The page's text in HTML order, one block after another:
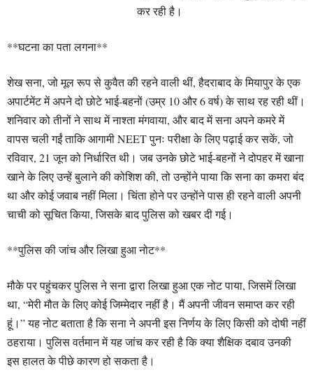
कर रही है।
**घटना का पता लगना**
शेख सना, जो मूल रूप से कुवैत की रहने वाली थीं, हैदराबाद के मियापुर के एक
अपार्टमेंट में अपने दो छोटे भाई-बहनों (उम्र 10 और 6 वर्ष) के साथ रह रही थीं।
शनिवार को तीनों ने साथ में नाश्ता मंगवाया, और बाद में सना अपने कमरे में
वापस चली गईं ताकि आगामी NEET पुनः परीक्षा के लिए पढ़ाई कर सकें, जो
रविवार, 21 जून को निर्धारित थी। जब उनके छोटे भाई-बहनों ने दोपहर में खाना
खाने के लिए उन्हें बुलाने की कोशिश की, तो उन्होंने पाया कि सना का कमरा बंद
था और कोई जवाब नहीं मिला। चिंता होने पर उन्होंने पास ही रहने वाली अपनी
चाची को सूचित किया, जिसके बाद पुलिस को खबर दी गई।
**पुलिस की जांच और लिखा हुआ नोट**
मौके पर पहुंचकर पुलिस ने सना द्वारा लिखा हुआ एक नोट पाया, जिसमें लिखा
था, “मेरी मौत के लिए कोई जिम्मेदार नहीं है। मैं अपनी जीवन समाप्त कर रही
हूं।” यह नोट बताता है कि सना ने अपनी इस निर्णय के लिए किसी को दोषी नहीं
ठहराया। पुलिस वर्तमान में यह जांच कर रही है कि क्या शैक्षिक दबाव उनकी
इस हालत के पीछे कारण हो सकता है।